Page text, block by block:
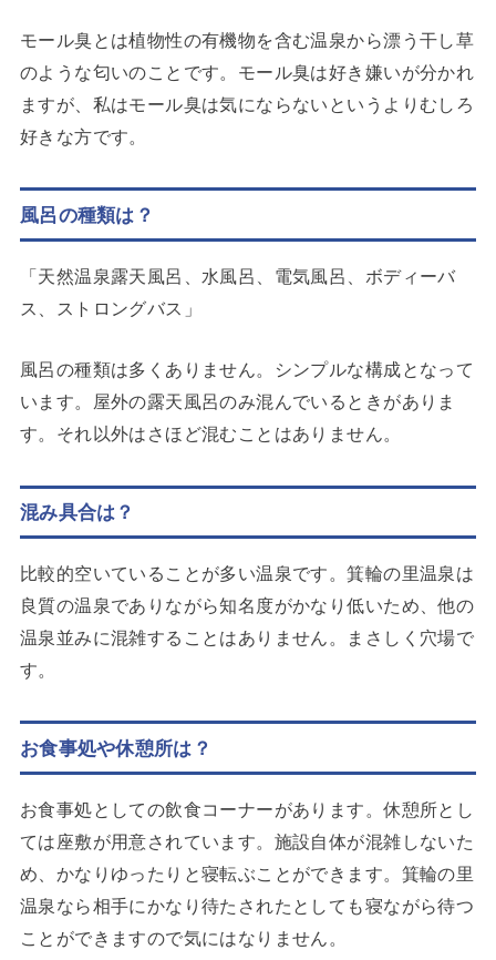
モール臭とは植物性の有機物を含む温泉から漂う干し草
のような匂いのことです。モール臭は好き嫌いが分かれ
ますが、私はモール臭は気にならないというよりむしろ
好きな方です。
風呂の種類は？
「天然温泉露天風呂、水風呂、電気風呂、ボディーバ
ス、ストロングバス」
風呂の種類は多くありません。シンプルな構成となって
います。屋外の露天風呂のみ混んでいるときがありま
す。それ以外はさほど混むことはありません。
混み具合は？
比較的空いていることが多い温泉です。箕輪の里温泉は
良質の温泉でありながら知名度がかなり低いため、他の
温泉並みに混雑することはありません。まさしく穴場で
す。
お食事処や休憩所は？
お食事処としての飲食コーナーがあります。休憩所とし
ては座敷が用意されています。施設自体が混雑しないた
め、かなりゆったりと寝転ぶことができます。箕輪の里
温泉なら相手にかなり待たされたとしても寝ながら待つ
ことができますので気にはなりません。